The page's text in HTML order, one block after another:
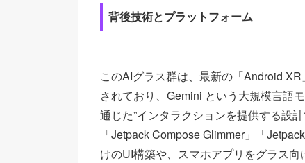
背後技術とプラットフォーム
このAIグラス群は、最新の「Android
されており、Gemini という大規模言語
通じた”インタラクションを提供する設
「Jetpack Compose Glimmer」「
けのUI構築や、スマホアプリをグラス